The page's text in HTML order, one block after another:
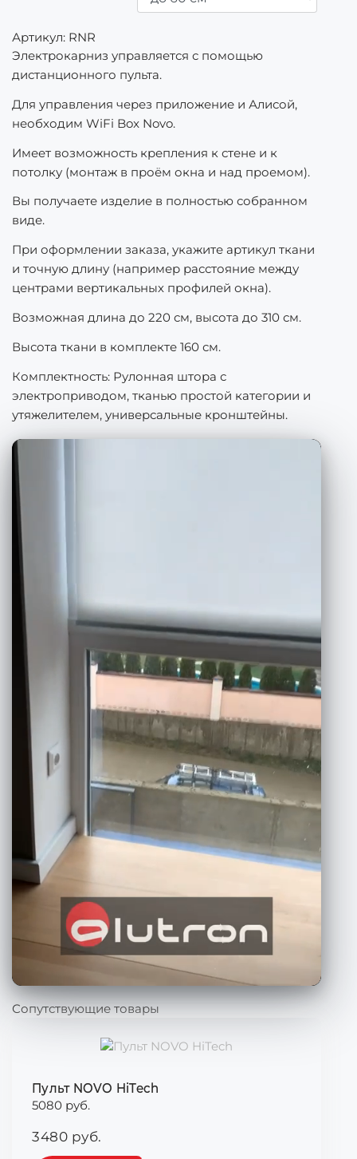
Артикул: RNR
Электрокарниз управляется с помощью
дистанционного пульта.
Для управления через приложение и Алисой,
необходим WiFi Box Novo.
Имеет возможность крепления к стене и к
потолку (монтаж в проём окна и над проемом).
Вы получаете изделие в полностью собранном
виде.
При оформлении заказа, укажите артикул ткани
и точную длину (например расстояние между
центрами вертикальных профилей окна).
Возможная длина до 220 см, высота до 310 см.
Высота ткани в комплекте 160 см.
Комплектность: Рулонная штора с
электроприводом, тканью простой категории и
утяжелителем, универсальные кронштейны.
Сопутствующие товары
Пульт NOVO HiTech
5080 руб.
3480 руб.